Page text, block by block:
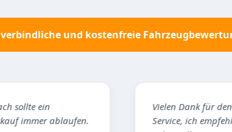
und kostenfreie
Vielen Dank für den tollen
Service, ich empfehle Sie auf